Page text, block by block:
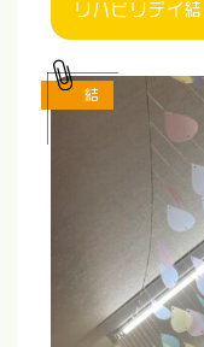
リハビリデイ
結